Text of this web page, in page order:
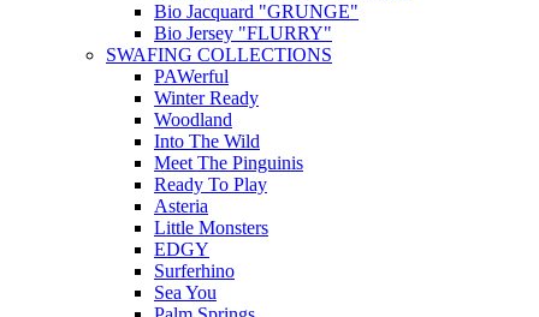
Bio Jacquard "GRUNGE"
Bio Jersey "FLURRY"
SWAFING COLLECTIONS
PAWerful
Winter Ready
Woodland
Into The Wild
Meet The Pinguinis
Ready To Play
Asteria
Little Monsters
EDGY
Surferhino
Sea You